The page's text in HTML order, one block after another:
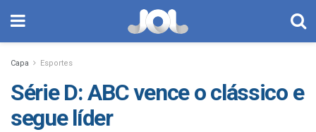
Capa Esportes
Série D: ABC vence o clássico e
segue líder